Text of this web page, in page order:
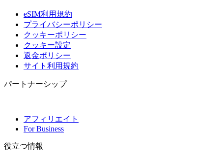
eSIM利用規約
プライバシーポリシー
クッキーポリシー
クッキー設定
返金ポリシー
サイト利用規約
パートナーシップ
アフィリエイト
For Business
役立つ情報